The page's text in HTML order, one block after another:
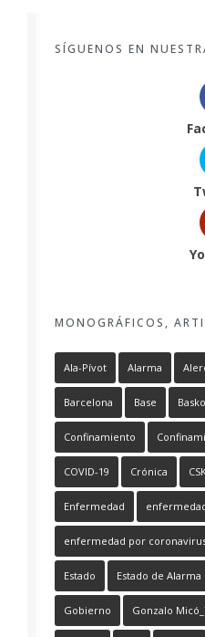
SÍGUENOS EN
MONOGRÁFICOS,
Ala-Pívot Alarma
Barcelona Base
Confinamiento
COVID-19 Crónica
Enfermedad
enfermedad por
Estado Estado de Alarma
Gobierno Gonzalo